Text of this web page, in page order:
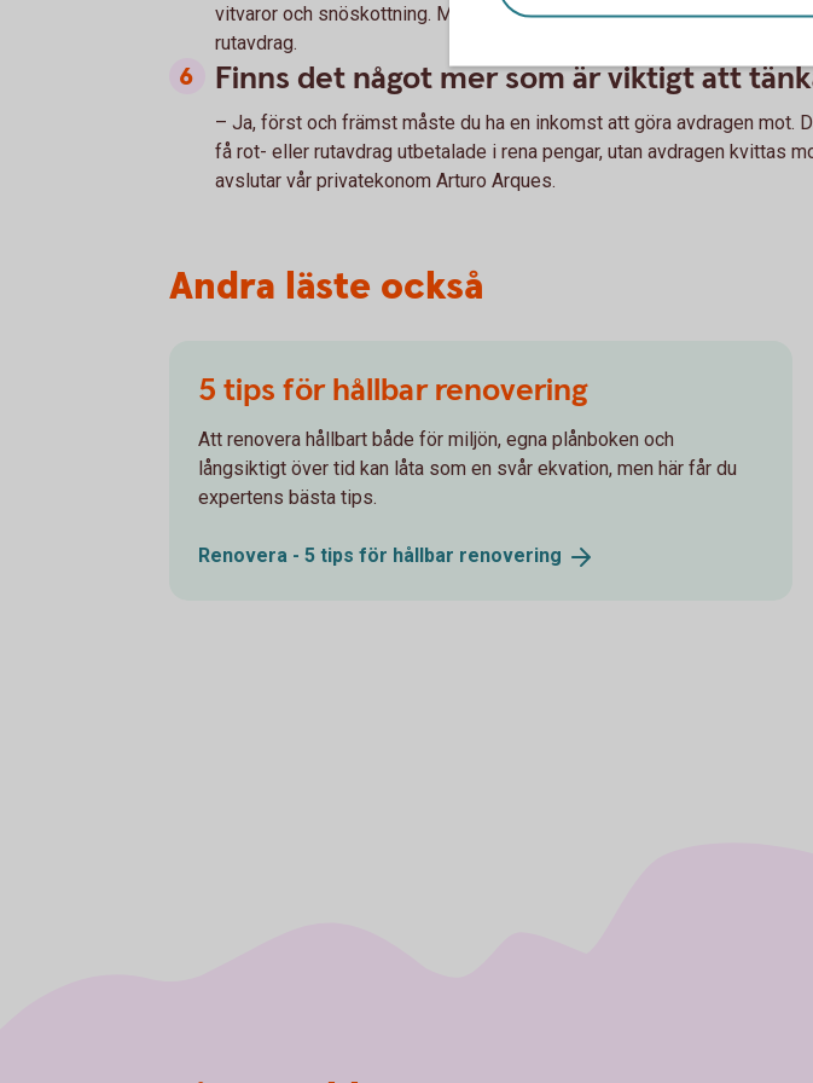
vitvaror och snöskottning. Material och resekostnader ger däremot
rutavdrag.
Finns det något mer som är viktigt att
– Ja, först och främst måste du ha en inkomst att göra avdragen mot.
få rot- eller rutavdrag utbetalade i rena pengar, utan avdragen kvittas
avslutar vår privatekonom Arturo Arques.
Andra läste också
5 tips för hållbar renovering
Att renovera hållbart både för miljön, egna plånboken och
långsiktigt över tid kan låta som en svår ekvation, men här får du
expertens bästa tips.
Renovera - 5 tips för hållbar renovering